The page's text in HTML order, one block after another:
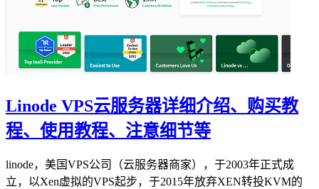
Linode VPS云服务器详细介绍、购买教
程、使用教程、注意细节等
linode，美国VPS公司（云服务器商家），于2003年正式成
立，以Xen虚拟的VPS起步，于2015年放弃XEN转投KVM的